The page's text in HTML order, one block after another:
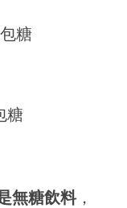
糖
糖
無糖飲料，